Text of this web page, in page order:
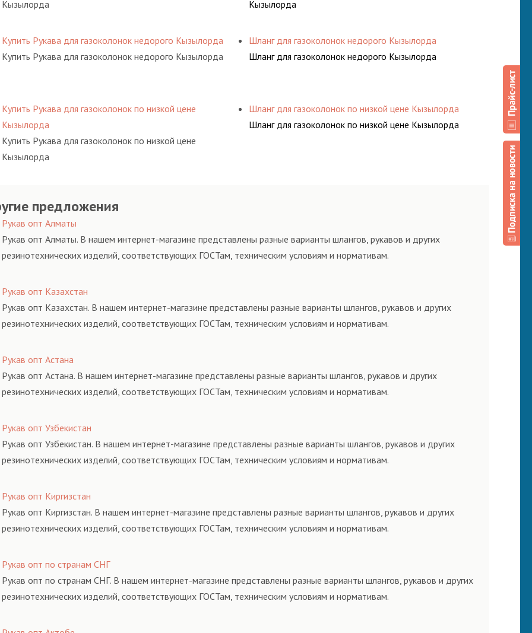
Кызылорда
Купить Рукава для газоколонок недорого Кызылорда
Купить Рукава для газоколонок недорого Кызылорда
Купить Рукава для газоколонок по низкой цене
Кызылорда
Купить Рукава для газоколонок по низкой цене
Кызылорда
Кызылорда
Шланг для газоколонок недорого Кызылорда
Шланг для газоколонок недорого Кызылорда
Шланг для газоколонок по низкой цене Кызылорда
Шланг для газоколонок по низкой цене Кызылорда
предложения
Рукав опт Алматы
Рукав опт Алматы. В нашем интернет-магазине представлены разные варианты шлангов, рукавов и других
резинотехнических изделий, соответствующих ГОСТам, техническим условиям и нормативам.
Рукав опт Казахстан
Рукав опт Казахстан. В нашем интернет-магазине представлены разные варианты шлангов, рукавов и других
резинотехнических изделий, соответствующих ГОСТам, техническим условиям и нормативам.
Рукав опт Астана
Рукав опт Астана. В нашем интернет-магазине представлены разные варианты шлангов, рукавов и других
резинотехнических изделий, соответствующих ГОСТам, техническим условиям и нормативам.
Рукав опт Узбекистан
Рукав опт Узбекистан. В нашем интернет-магазине представлены разные варианты шлангов, рукавов и других
резинотехнических изделий, соответствующих ГОСТам, техническим условиям и нормативам.
Рукав опт Киргизстан
Рукав опт Киргизстан. В нашем интернет-магазине представлены разные варианты шлангов, рукавов и других
резинотехнических изделий, соответствующих ГОСТам, техническим условиям и нормативам.
Рукав опт по странам СНГ
Рукав опт по странам СНГ. В нашем интернет-магазине представлены разные варианты шлангов, рукавов и других
резинотехнических изделий, соответствующих ГОСТам, техническим условиям и нормативам.